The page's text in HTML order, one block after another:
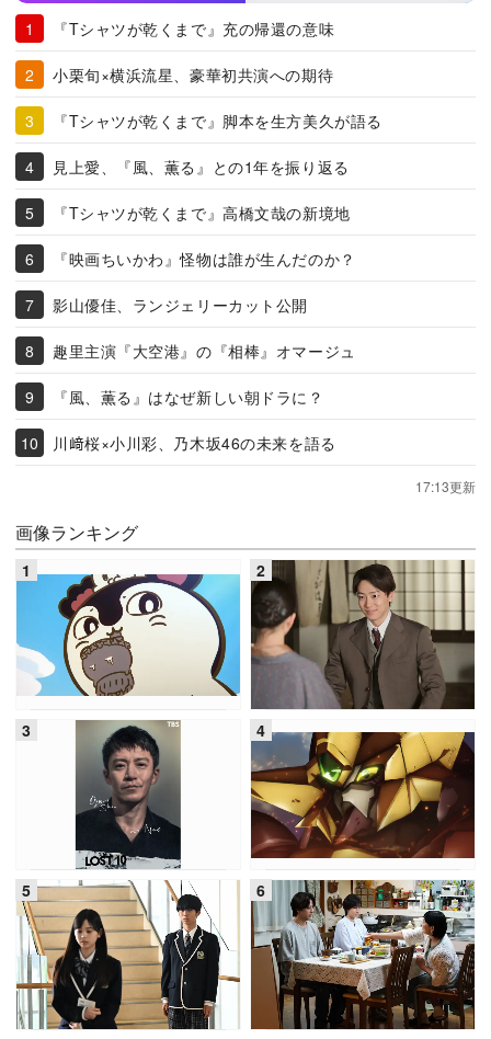
『Tシャツが乾くまで』充の帰還の意味
小栗旬×横浜流星、豪華初共演への期待
『Tシャツが乾くまで』脚本を生方美久が語る
見上愛、『風、薫る』との1年を振り返る
『Tシャツが乾くまで』高橋文哉の新境地
『映画ちいかわ』怪物は誰が生んだのか？
影山優佳、ランジェリーカット公開
趣里主演『大空港』の『相棒』オマージュ
『風、薫る』はなぜ新しい朝ドラに？
川﨑桜×小川彩、乃木坂46の未来を語る
17:13更新
画像ランキング